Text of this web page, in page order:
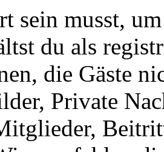
sein musst,
du als
die Gäste
Private